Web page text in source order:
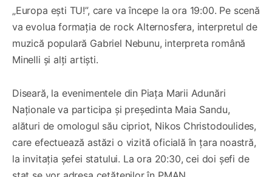
„Europa ești TU!”, care va începe la ora 19:00. Pe scenă
va evolua formația de rock Alternosfera, interpretul de
muzică populară Gabriel Nebunu, interpreta română
Minelli și alți artiști.
Diseară, la evenimentele din Piața Marii Adunări
Naționale va participa și președinta Maia Sandu,
alături de omologul său cipriot, Nikos Christodoulides,
care efectuează astăzi o vizită oficială în țara noastră,
la invitația șefei statului. La ora 20:30, cei doi șefi de